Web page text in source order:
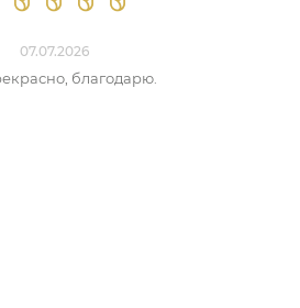
07.07.2026
благодарю.